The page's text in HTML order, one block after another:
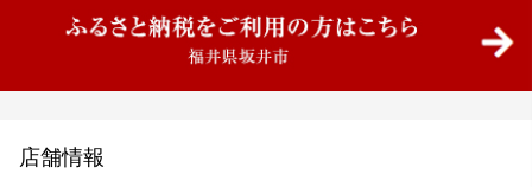
店舗情報